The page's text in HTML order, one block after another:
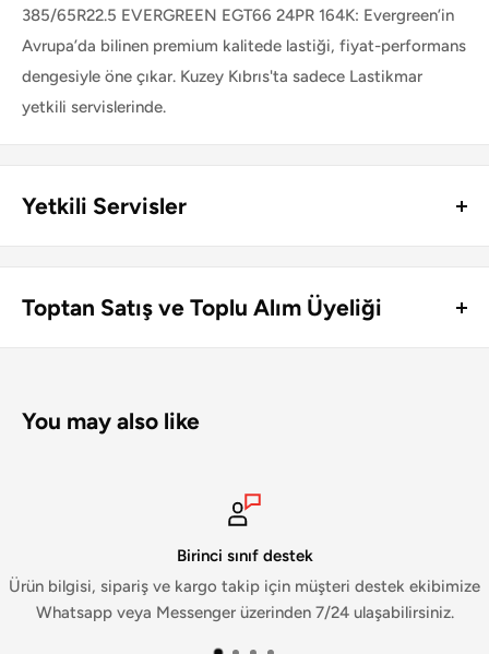
385/65R22.5 EVERGREEN EGT66 24PR 164K: Evergreen’in
Avrupa’da bilinen premium kalitede lastiği, fiyat-performans
dengesiyle öne çıkar. Kuzey Kıbrıs'ta sadece Lastikmar
yetkili servislerinde.
Yetkili Servisler
Toptan Satış ve Toplu Alım Üyeliği
gerekmektedir.
yapmak için bizimle iletişime geçebilirsiniz:
m.me/lastikmar
Whatsapp
wa.me/905488494444
You may also like
Birinci sınıf destek
Ürün bilgisi, sipariş ve kargo takip için müşteri destek ekibimize
Whatsapp veya Messenger üzerinden 7/24 ulaşabilirsiniz.